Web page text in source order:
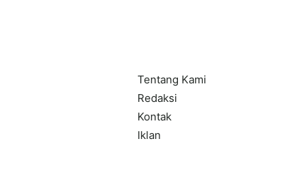
Tentang Kami
Redaksi
Kontak
Iklan